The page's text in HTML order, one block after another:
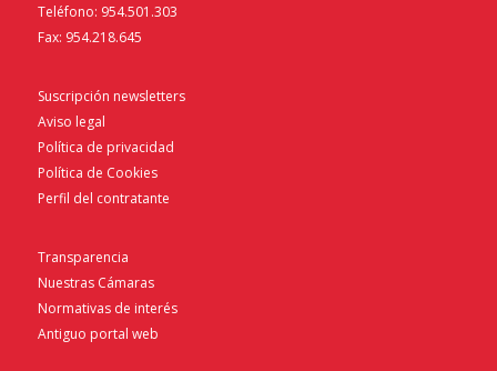
Teléfono: 954.501.303
Fax: 954.218.645
Suscripción newsletters
Aviso legal
Política de privacidad
Política de Cookies
Perfil del contratante
Transparencia
Nuestras Cámaras
Normativas de interés
Antiguo portal web